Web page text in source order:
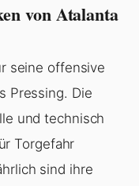
von Atalanta
seine offensive
Pressing. Die
und technisch
Torgefahr
sind ihre